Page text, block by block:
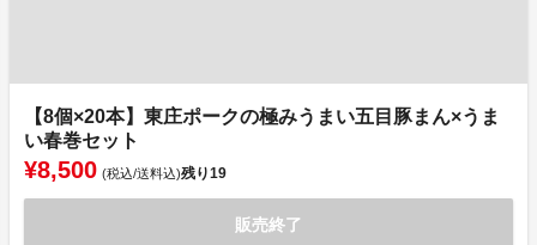
【8個×20本】東庄ポークの極みうまい五目豚まん×うま
い春巻セット
¥8,500 (税込/送料込)残り19
販売終了